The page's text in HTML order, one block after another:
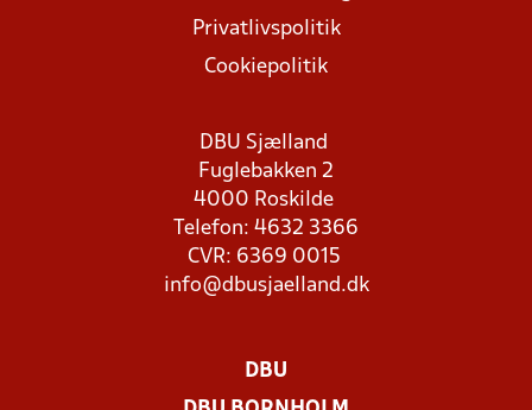
Privatlivspolitik
Cookiepolitik
DBU Sjælland
Fuglebakken 2
4000 Roskilde
Telefon: 4632 3366
CVR: 6369 0015
info@dbusjaelland.dk
DBU